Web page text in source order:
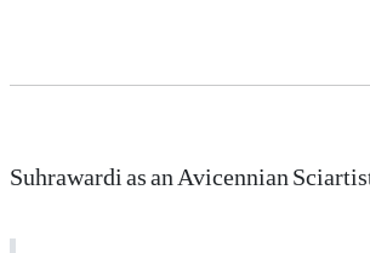
Suhrawardi as an Avicennian